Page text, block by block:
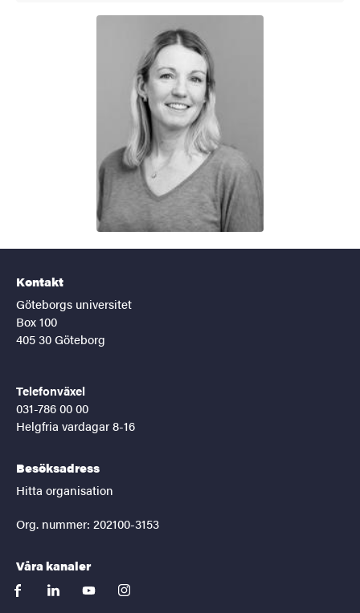
Kontakt
Göteborgs universitet
Box 100
405 30 Göteborg
Telefonväxel
031-786 00 00
Helgfria vardagar 8-16
Besöksadress
Hitta organisation
Org. nummer: 202100-3153
Våra kanaler
facebooklinkedinyoutubeinstagram